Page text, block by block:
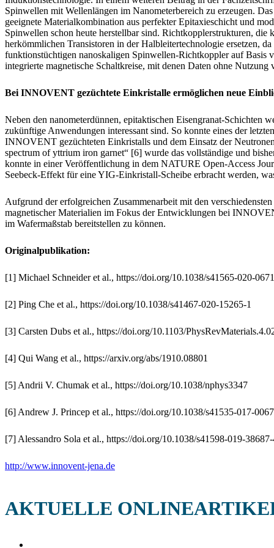
Spinwellen mit Wellenlängen im Nanometerbereich zu erzeugen.
geeignete Materialkombination aus perfekter Epitaxieschicht und
Spinwellen schon heute herstellbar sind. Richtkopplerstrukturen,
herkömmlichen Transistoren in der Halbleitertechnologie ersetzen,
funktionstüchtigen nanoskaligen Spinwellen-Richtkoppler auf Basis
integrierte magnetische Schaltkreise, mit denen Daten ohne
Bei INNOVENT gezüchtete Einkristalle ermöglichen neue
Neben den nanometerdünnen, epitaktischen Eisengranat-
zukünftige Anwendungen interessant sind. So konnte eines der
INNOVENT gezüchteten Einkristalls und dem Einsatz der
spectrum of yttrium iron garnet“ [6] wurde das vollständige und
konnte in einer Veröffentlichung in dem NATURE Open-Access
Seebeck-Effekt für eine YIG-Einkristall-Scheibe erbracht werden,
Aufgrund der erfolgreichen Zusammenarbeit mit den
magnetischer Materialien im Fokus der Entwicklungen bei
im Wafermaßstab bereitstellen zu können.
Originalpublikation:
[1] Michael Schneider et al., https://doi.org/10.1038/s41565-020-
[2] Ping Che et al., https://doi.org/10.1038/s41467-020-15265-1
[3] Carsten Dubs et al., https://doi.org/10.1103/
[4] Qui Wang et al., https://arxiv.org/abs/1910.08801
[5] Andrii V. Chumak et al., https://doi.org/10.1038/nphys3347
[6] Andrew J. Princep et al., https://doi.org/10.1038/s41535-017-
[7] Alessandro Sola et al., https://doi.org/10.1038/s41598-019-
http://www.innovent-jena.de
AKTUELLE